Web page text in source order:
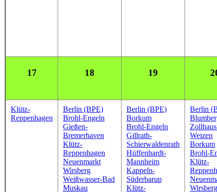
17 18 19
Klütz-
Reppenhagen
Berlin (BPE)
Brohl-Engeln
Gießen-
Bremerhaven
Klütz-
Reppenhagen
Neuenmarkt
Wirsberg
Weißwasser-Bad
Muskau
Berlin (BPE)
Borkum
Brohl-Engeln
Gillrath-
Schierwaldenrath
Hüffenhardt-
Mannheim
Kappeln-
Süderbarup
Klütz-
Berlin
Weizen
Borkum
Brohl-
Klütz-
Wirsberg